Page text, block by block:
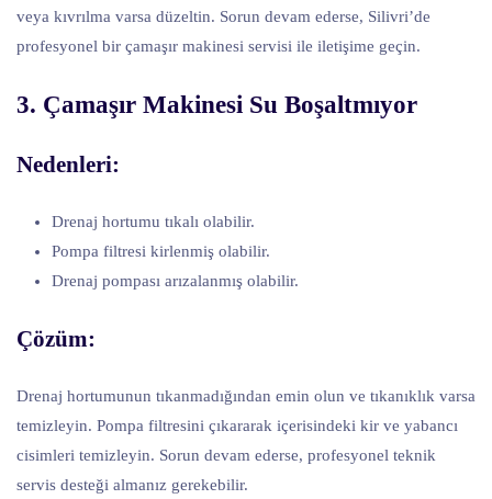
veya kıvrılma varsa düzeltin. Sorun devam ederse, Silivri’de
profesyonel bir çamaşır makinesi servisi ile iletişime geçin.
3. Çamaşır Makinesi Su Boşaltmıyor
Nedenleri:
Drenaj hortumu tıkalı olabilir.
Pompa filtresi kirlenmiş olabilir.
Drenaj pompası arızalanmış olabilir.
Çözüm:
Drenaj hortumunun tıkanmadığından emin olun ve tıkanıklık varsa
temizleyin. Pompa filtresini çıkararak içerisindeki kir ve yabancı
cisimleri temizleyin. Sorun devam ederse, profesyonel teknik
servis desteği almanız gerekebilir.